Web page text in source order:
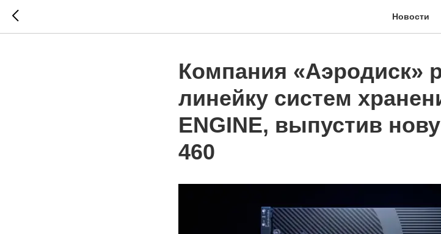
Новости
Компания «Аэродиск»
линейку систем
ENGINE, выпустив
460